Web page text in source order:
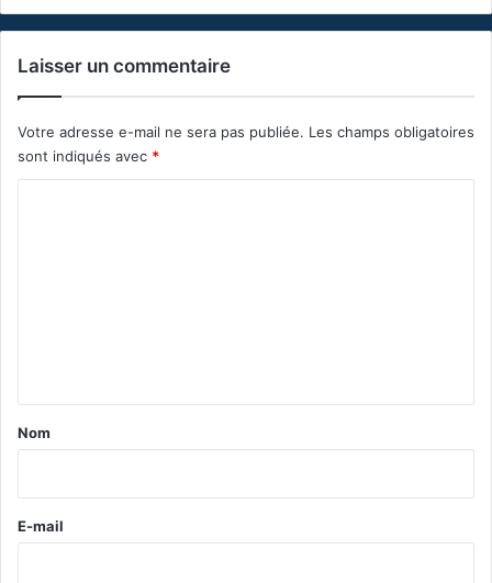
Laisser un commentaire
Votre adresse e-mail ne sera pas publiée. Les champs obligatoires
sont indiqués avec *
a
e
Nom
E-mail